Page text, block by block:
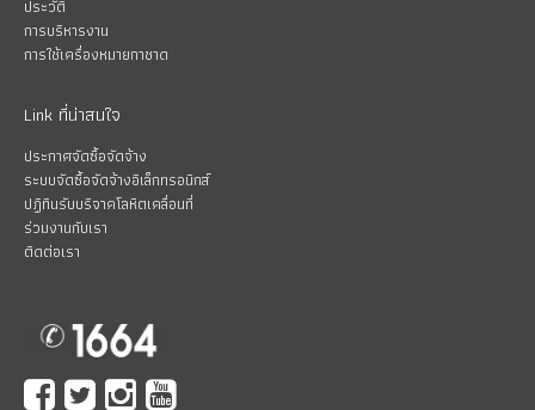
ประวัติ
การบริหารงาน
การใช้เครื่องหมายกาชาด
Link ที่น่าสนใจ
ประกาศจัดซื้อจัดจ้าง
ระบบจัดซื้อจัดจ้างอิเล็กทรอนิกส์
ปฏิทินรับบริจาคโลหิตเคลื่อนที่
ร่วมงานกับเรา
ติดต่อเรา